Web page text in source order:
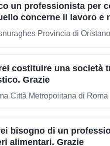
un professionista per
concerne il lavoro e
Provincia di Oristano
costituire una società
Grazie
Città Metropolitana di Roma
bisogno di un
alimentari. Grazie